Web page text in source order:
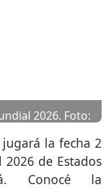
2026. Foto:
la fecha 2
de Estados
Conocé la